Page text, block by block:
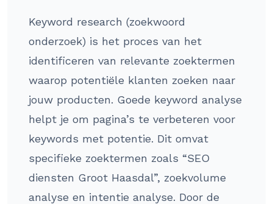
Keyword research (zoekwoord
onderzoek) is het proces van het
identificeren van relevante zoektermen
waarop potentiële klanten zoeken naar
jouw producten. Goede keyword analyse
helpt je om pagina’s te verbeteren voor
keywords met potentie. Dit omvat
specifieke zoektermen zoals “SEO
diensten Groot Haasdal”, zoekvolume
analyse en intentie analyse. Door de